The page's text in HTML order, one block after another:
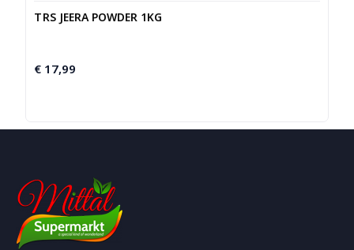
TRS JEERA POWDER 1KG
€ 17,99